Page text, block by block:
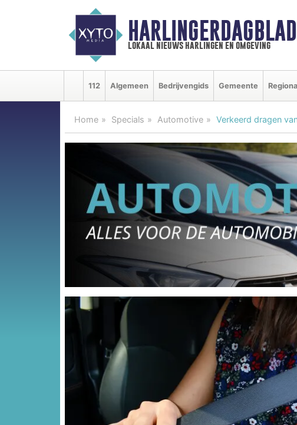
lokaal nieuws harlingen en omgeving
112 Algemeen Bedrijvengids Gemeente
Home Specials Automotive Verkeerd dragen